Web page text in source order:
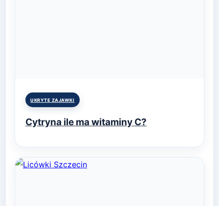
Posted
UKRYTE ZAJAWKI
Cytryna ile ma witaminy C?